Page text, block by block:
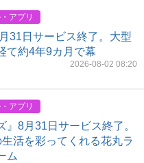
アプリ
31日サービス終了。大型
て約4年9カ月で幕
2026-08-02 08:20
アプリ
』8月31日サービス終了。
活を彩ってくれる花丸ラ
ム